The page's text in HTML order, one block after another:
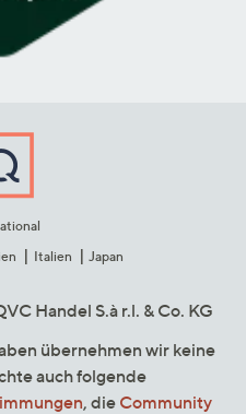
Italien Japan
Handel S.à r.l. & Co. KG
übernehmen wir keine
auch folgende
, die Community